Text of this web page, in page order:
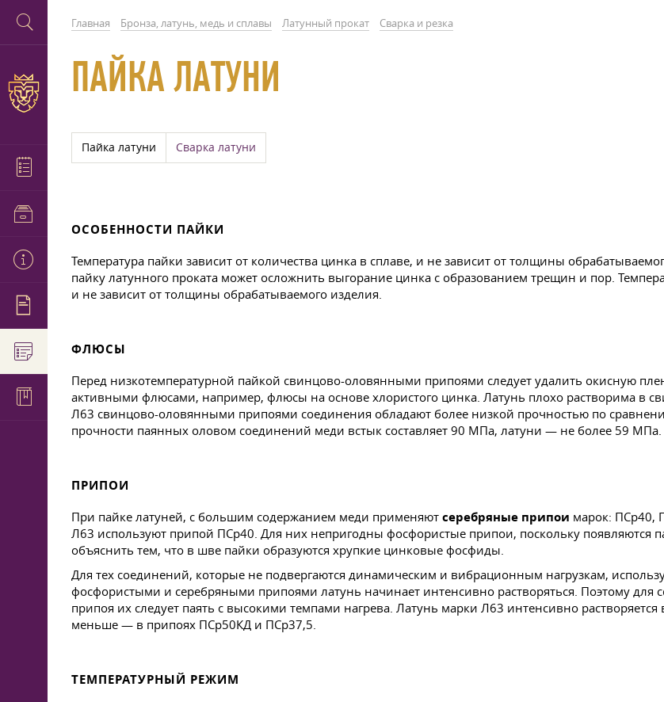
Главная Бронза, латунь, медь и сплавы Латунный прокат Сварка и резка
ПАЙКА ЛАТУНИ
Пайка латуни Сварка латуни
ОСОБЕННОСТИ ПАЙКИ
Температура пайки зависит от количества цинка в сплаве, и не зависит от толщины
пайку латунного проката может осложнить выгорание цинка с образованием трещин и пор.
и не зависит от толщины обрабатываемого изделия.
ФЛЮСЫ
Перед низкотемпературной пайкой свинцово-оловянными припоями следует удалить окисную
активными флюсами, например, флюсы на основе хлористого цинка. Латунь плохо растворима в
Л63 свинцово-оловянными припоями соединения обладают более низкой прочностью по
прочности паянных оловом соединений меди встык составляет 90 МПа, латуни — не более 59 МПа.
ПРИПОИ
При пайке латуней, с большим содержанием меди применяют серебряные припои марок: ПСр40,
Л63 используют припой ПСр40. Для них непригодны фосфористые припои, поскольку появляются
объяснить тем, что в шве пайки образуются хрупкие цинковые фосфиды.
Для тех соединений, которые не подвергаются динамическим и вибрационным нагрузкам,
фосфористыми и серебряными припоями латунь начинает интенсивно растворяться. Поэтому для
припоя их следует паять с высокими темпами нагрева. Латунь марки Л63 интенсивно
меньше — в припоях ПСр50КД и ПСр37,5.
ТЕМПЕРАТУРНЫЙ РЕЖИМ